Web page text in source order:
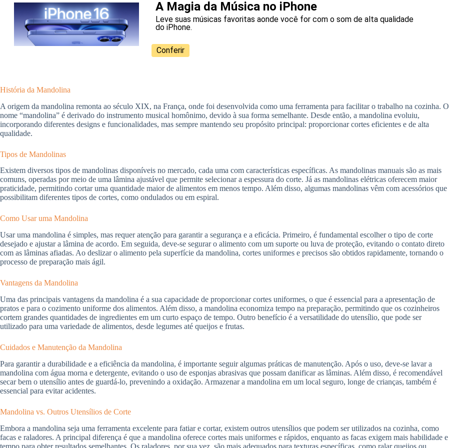
A Magia da Música no iPhone
Leve suas músicas favoritas aonde você for com o som de alta qualidade
do iPhone.
Conferir
História da Mandolina
A origem da mandolina remonta ao século XIX, na França, onde foi desenvolvida como uma ferramenta para facilitar o trabalho na cozinha. O
nome “mandolina” é derivado do instrumento musical homônimo, devido à sua forma semelhante. Desde então, a mandolina evoluiu,
incorporando diferentes designs e funcionalidades, mas sempre mantendo seu propósito principal: proporcionar cortes eficientes e de alta
qualidade.
Tipos de Mandolinas
Existem diversos tipos de mandolinas disponíveis no mercado, cada uma com características específicas. As mandolinas manuais são as mais
comuns, operadas por meio de uma lâmina ajustável que permite selecionar a espessura do corte. Já as mandolinas elétricas oferecem maior
praticidade, permitindo cortar uma quantidade maior de alimentos em menos tempo. Além disso, algumas mandolinas vêm com acessórios que
possibilitam diferentes tipos de cortes, como ondulados ou em espiral.
Como Usar uma Mandolina
Usar uma mandolina é simples, mas requer atenção para garantir a segurança e a eficácia. Primeiro, é fundamental escolher o tipo de corte
desejado e ajustar a lâmina de acordo. Em seguida, deve-se segurar o alimento com um suporte ou luva de proteção, evitando o contato direto
com as lâminas afiadas. Ao deslizar o alimento pela superfície da mandolina, cortes uniformes e precisos são obtidos rapidamente, tornando o
processo de preparação mais ágil.
Vantagens da Mandolina
Uma das principais vantagens da mandolina é a sua capacidade de proporcionar cortes uniformes, o que é essencial para a apresentação de
pratos e para o cozimento uniforme dos alimentos. Além disso, a mandolina economiza tempo na preparação, permitindo que os cozinheiros
cortem grandes quantidades de ingredientes em um curto espaço de tempo. Outro benefício é a versatilidade do utensílio, que pode ser
utilizado para uma variedade de alimentos, desde legumes até queijos e frutas.
Cuidados e Manutenção da Mandolina
Para garantir a durabilidade e a eficiência da mandolina, é importante seguir algumas práticas de manutenção. Após o uso, deve-se lavar a
mandolina com água morna e detergente, evitando o uso de esponjas abrasivas que possam danificar as lâminas. Além disso, é recomendável
secar bem o utensílio antes de guardá-lo, prevenindo a oxidação. Armazenar a mandolina em um local seguro, longe de crianças, também é
essencial para evitar acidentes.
Mandolina vs. Outros Utensílios de Corte
Embora a mandolina seja uma ferramenta excelente para fatiar e cortar, existem outros utensílios que podem ser utilizados na cozinha, como
facas e raladores. A principal diferença é que a mandolina oferece cortes mais uniformes e rápidos, enquanto as facas exigem mais habilidade e
tempo para obter resultados semelhantes. Os raladores, por sua vez, são mais adequados para texturas específicas, como ralar queijos ou